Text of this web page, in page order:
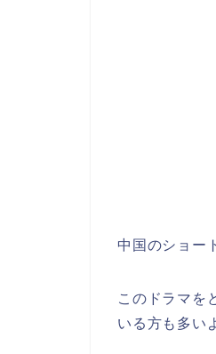
中国のショー
このドラマを
いる方も多い